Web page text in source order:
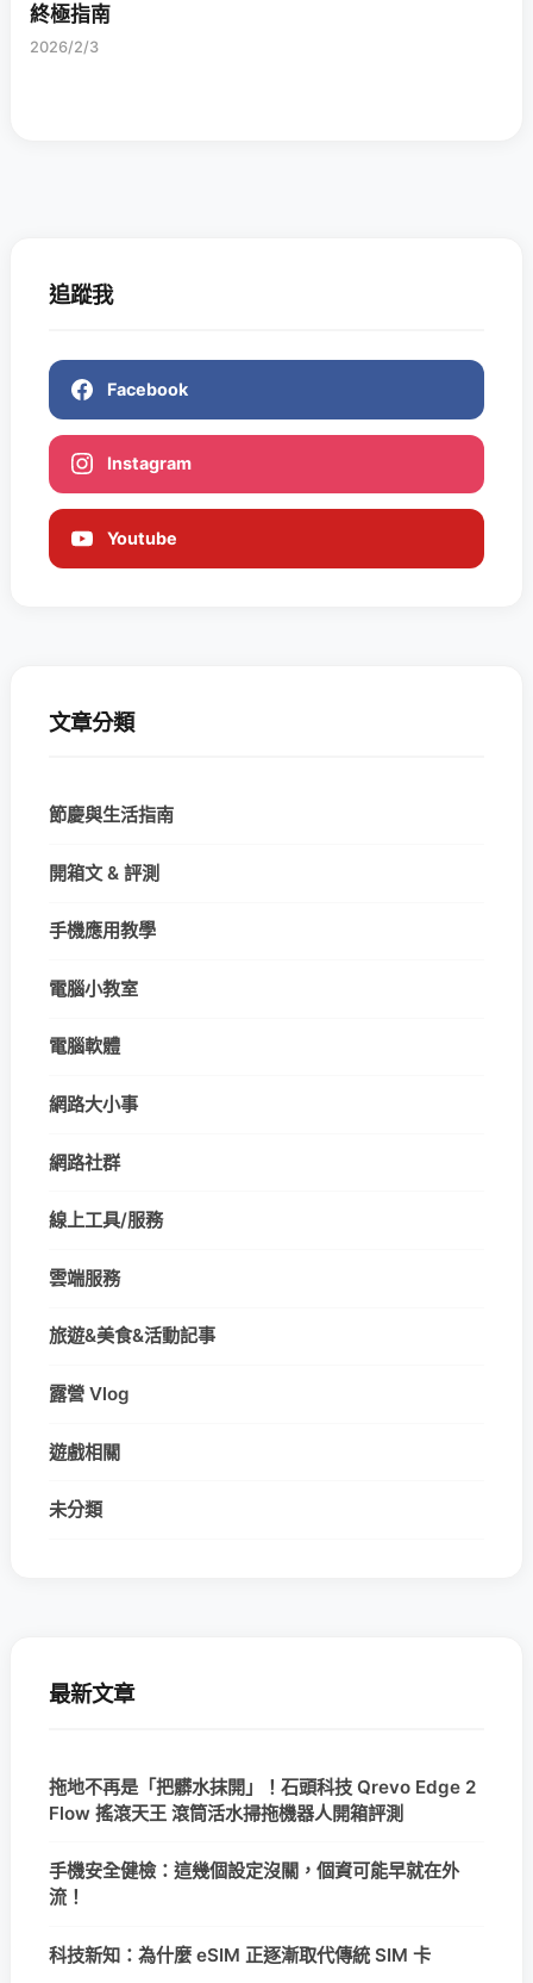
終極指南
2026/2/3
追蹤我
Facebook
Instagram
Youtube
文章分類
節慶與生活指南
開箱文 & 評測
手機應用教學
電腦小教室
電腦軟體
網路大小事
網路社群
線上工具/服務
雲端服務
旅遊&美食&活動記事
露營 Vlog
遊戲相關
未分類
最新文章
拖地不再是「把髒水抹開」！石頭科技 Qrevo Edge 2
Flow 搖滾天王 滾筒活水掃拖機器人開箱評測
手機安全健檢：這幾個設定沒關，個資可能早就在外
流！
科技新知：為什麼 eSIM 正逐漸取代傳統 SIM 卡